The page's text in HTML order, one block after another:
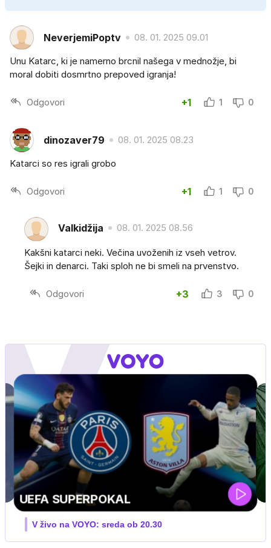
NeverjemiPoptv 08. 01. 2025 09.01
Unu Katarc, ki je namerno brcnil našega v mednožje, bi
moral dobiti dosmrtno prepoved igranja!
Odgovori +1 1 0
dinozaver79 08. 01. 2025 08.23
Katarci so res igrali grobo
Odgovori +1 1 0
Valkidžija 08. 01. 2025 08.56
Kakšni katarci neki. Večina uvoženih iz vseh vetrov.
Šejki in denarci. Taki sploh ne bi smeli na prvenstvo.
Odgovori +3 3 0